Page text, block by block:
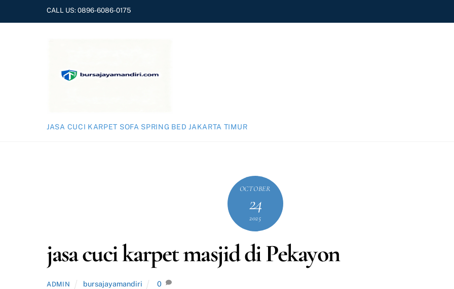
CALL US:0896-6086-0175
JASA CUCI KARPET SOFA SPRING BED JAKARTA TIMUR
OCTOBER
24
2025
jasa cuci karpet masjid di Pekayon
ADMIN bursajayamandiri 0